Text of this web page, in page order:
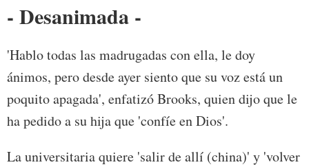
- Desanimada -
'Hablo todas las madrugadas con ella, le doy
ánimos, pero desde ayer siento que su voz está un
poquito apagada', enfatizó Brooks, quien dijo que le
ha pedido a su hija que 'confíe en Dios'.
La universitaria quiere 'salir de allí (china)' y 'volver